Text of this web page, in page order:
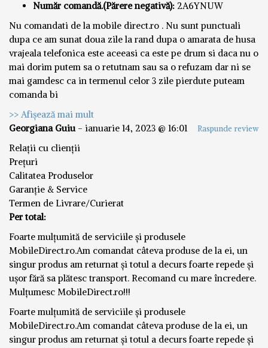
Număr comandă.(Părere negativă): 2A6YNUW
Nu comandati de la mobile direct.ro . Nu sunt punctuali
dupa ce am sunat doua zile la rand dupa o amarata de husa
vrajeala telefonica este aceeasi ca este pe drum si daca nu o
mai dorim putem sa o retutnam sau sa o refuzam dar ni se
mai gamdesc ca in termenul celor 3 zile pierdute puteam
comanda bi
>> Afișează mai mult
Georgiana Guiu - ianuarie 14, 2023 @ 16:01 Raspunde review
Relații cu clienții
Prețuri
Calitatea Produselor
Garanție & Service
Termen de Livrare/Curierat
Per total:
Foarte mulțumită de serviciile și produsele
MobileDirect.ro.Am comandat câteva produse de la ei, un
singur produs am returnat și totul a decurs foarte repede și
ușor fără sa plătesc transport. Recomand cu mare încredere.
Mulțumesc MobileDirect.ro!!!
Foarte mulțumită de serviciile și produsele
MobileDirect.ro.Am comandat câteva produse de la ei, un
singur produs am returnat și totul a decurs foarte repede și